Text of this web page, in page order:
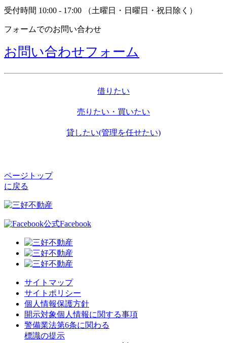
受付時間 10:00 - 17:00 （土曜日・日曜日・祝日除く）
フォームでのお問い合わせ
お問い合わせフォーム
借りたい
売りたい・買いたい
貸したい(管理を任せたい)
ページトップ
に戻る
公式Facebook
サイトマップ
サイトポリシー
個人情報保護方針
開示対象個人情報に関する事項
警備業法第6条に関わる
標識の提示